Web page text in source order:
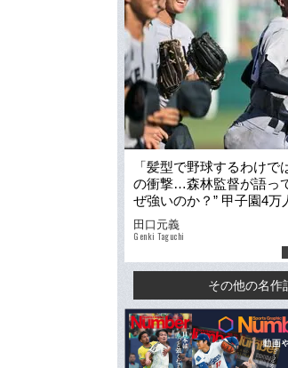
「髪型で野球するわけで
の衝撃…森林監督が語っ
ぜ強いのか？” 甲子園4万
勝児「野球は本当に楽し
田口元義
Genki Taguchi
その他の名作